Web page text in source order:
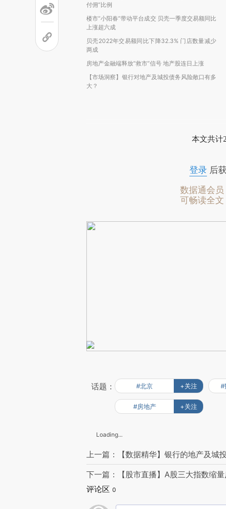
付佣”比例
楼市“小阳春”带动平台成交 贝壳一季度交易额同比
上涨超六成
贝壳2022年交易额同比下降32.3% 门店数量减少
两成
房地产金融端释放“救市”信号 地产股连日上涨
【市场洞察】银行对地产及城投债务风险敞口有多
大？
本文共计
登录后
数据通会员
可畅读全文
话题： #北京 +关注 #
#房地产 +关注
Loading...
上一篇：【数据精华】银行的地产及城
下一篇：【股市直播】A股三大指数缩
评论区 0